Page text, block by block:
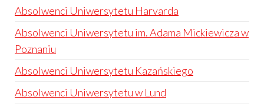
Absolwenci Uniwersytetu Harvarda
Absolwenci Uniwersytetu im. Adama Mickiewicza w
Poznaniu
Absolwenci Uniwersytetu Kazańskiego
Absolwenci Uniwersytetu w Lund